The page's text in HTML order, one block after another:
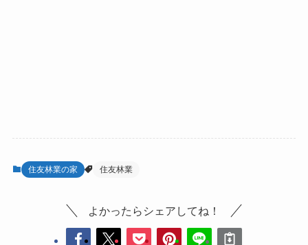
住友林業の家 住友林業
よかったらシェアしてね！